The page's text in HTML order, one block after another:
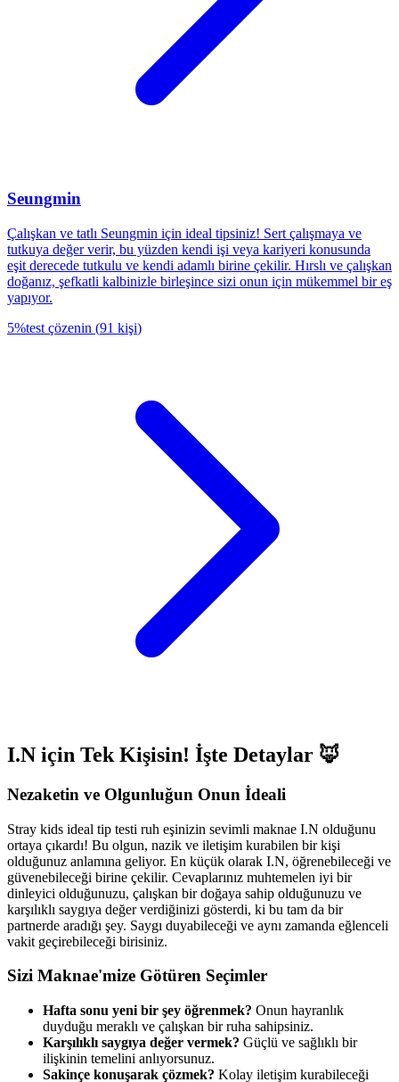
Seungmin
Çalışkan ve tatlı Seungmin için ideal tipsiniz! Sert çalışmaya ve
tutkuya değer verir, bu yüzden kendi işi veya kariyeri konusunda
eşit derecede tutkulu ve kendi adamlı birine çekilir. Hırslı ve çalışkan
doğanız, şefkatli kalbinizle birleşince sizi onun için mükemmel bir eş
yapıyor.
5%test çözenin (91 kişi)
I.N için Tek Kişisin! İşte Detaylar 🦊
Nezaketin ve Olgunluğun Onun İdeali
Stray kids ideal tip testi ruh eşinizin sevimli maknae I.N olduğunu
ortaya çıkardı! Bu olgun, nazik ve iletişim kurabilen bir kişi
olduğunuz anlamına geliyor. En küçük olarak I.N, öğrenebileceği ve
güvenebileceği birine çekilir. Cevaplarınız muhtemelen iyi bir
dinleyici olduğunuzu, çalışkan bir doğaya sahip olduğunuzu ve
karşılıklı saygıya değer verdiğinizi gösterdi, ki bu tam da bir
partnerde aradığı şey. Saygı duyabileceği ve aynı zamanda eğlenceli
vakit geçirebileceği birisiniz.
Sizi Maknae'mize Götüren Seçimler
Hafta sonu yeni bir şey öğrenmek? Onun hayranlık
duyduğu meraklı ve çalışkan bir ruha sahipsiniz.
Karşılıklı saygıya değer vermek? Güçlü ve sağlıklı bir
ilişkinin temelini anlıyorsunuz.
Sakinçe konuşarak çözmek? Kolay iletişim kurabileceği